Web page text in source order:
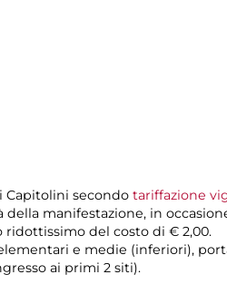
Capitolini secondo tariffazione
manifestazione, in
del costo di € 2,00.
e medie (inferiori),
ai primi 2 siti).